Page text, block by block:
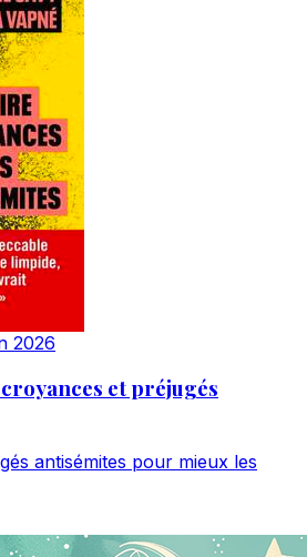
2026
et préjugés
antisémites pour mieux les